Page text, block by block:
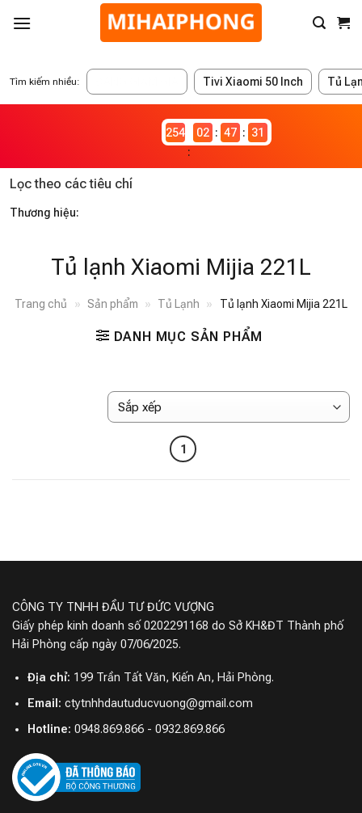
Tìm kiếm nhiều: Tivi Xiaomi 50 Inch Tủ
2546982
02 47 31
Lọc theo các tiêu chí
Thương hiệu:
Tủ lạnh Xiaomi Mijia 221L
Trang chủ » Sản phẩm » Tủ Lạnh » Tủ lạnh Xiaomi Mijia 221L
DANH MỤC SẢN PHẨM
1
CÔNG TY TNHH ĐẦU TƯ ĐỨC VƯỢNG
Giấy phép kinh doanh số 0202291168 do Sở KH&ĐT Thành phố
Hải Phòng cấp ngày 07/06/2025.
Địa chỉ: 199 Trần Tất Văn, Kiến An, Hải Phòng.
Email: ctytnhhdautuducvuong@gmail.com
Hotline: 0948.869.866 - 0932.869.866